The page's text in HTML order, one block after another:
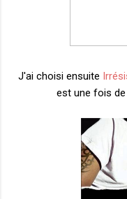
J'ai choisi ensuite
est une fois